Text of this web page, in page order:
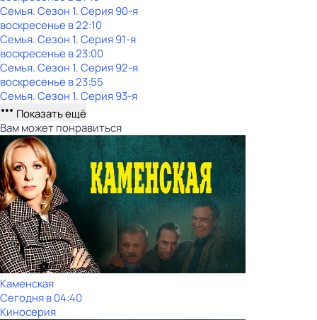
Семья. Сезон 1. Серия 90-я
воскресенье в22:10
Семья. Сезон 1. Серия 91-я
воскресенье в23:00
Семья. Сезон 1. Серия 92-я
воскресенье в23:55
Семья. Сезон 1. Серия 93-я
Показать ещё
Вам может понравиться
Каменская
Сегодня в 04:40
Киносерия